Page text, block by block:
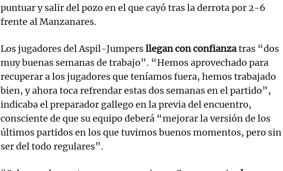
puntuar y salir del pozo en el que cayó tras la derrota por 2-6
frente al Manzanares.
Los jugadores del Aspil-Jumpersllegan con confianzatras “dos
muy buenas semanas de trabajo”. “Hemos aprovechado para
recuperar a los jugadores que teníamos fuera, hemos trabajado
bien, y ahora toca refrendar estas dos semanas en el partido”,
indicaba el preparador gallego en la previa del encuentro,
consciente de que su equipo deberá “mejorar la versión de los
últimos partidos en los que tuvimos buenos momentos, pero sin
ser del todo regulares”.